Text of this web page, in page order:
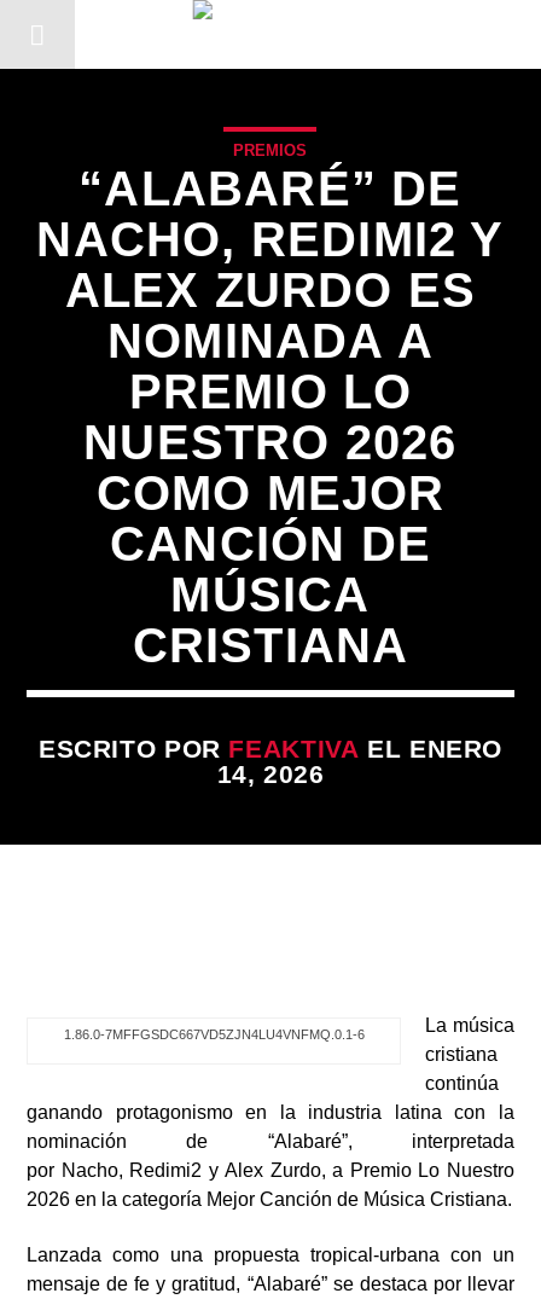
CANCIÓN ACTUAL
TÍTULO
ARTISTA
PREMIOS
“ALABARÉ” DE
NACHO, REDIMI2 Y
ALEX ZURDO ES
NOMINADA A
PREMIO LO
NUESTRO 2026
COMO MEJOR
CANCIÓN DE
MÚSICA
CRISTIANA
ESCRITO POR FEAKTIVA EL ENERO
14, 2026
1.86.0-7MFFGSDC667VD5ZJN4LU4VNFMQ.0.1-6
La música
cristiana
continúa
ganando protagonismo en la industria latina con la
nominación de “Alabaré”, interpretada
por Nacho, Redimi2 y Alex Zurdo, a Premio Lo Nuestro
2026 en la categoría Mejor Canción de Música Cristiana.
Lanzada como una propuesta tropical-urbana con un
mensaje de fe y gratitud, “Alabaré” se destaca por llevar